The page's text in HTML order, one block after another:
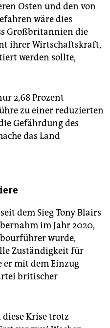
Osten und den von
wäre dies
Großbritannien die
ihrer Wirtschaftskraft,
werden sollte,
2,68 Prozent
zu einer reduzierten
Gefährdung des
das Land
dem Sieg Tony Blairs
im Jahr 2020,
wurde,
Zuständigkeit für
er mit dem Einzug
britischer
Krise trotz